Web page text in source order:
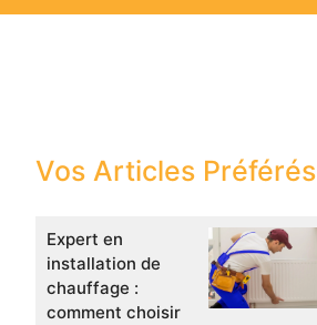
Vos Articles Préférés
Expert en
installation de
chauffage :
comment choisir